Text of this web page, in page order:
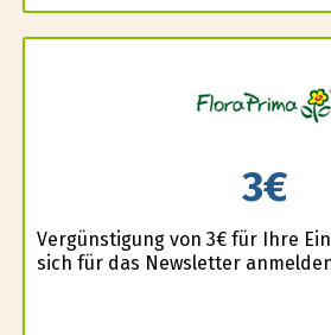
3€
Vergünstigung von 3€ für Ihre
sich für das Newsletter